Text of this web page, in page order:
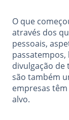
O que
através dos
pessoais,
passatempos,
divulgação de
são também
empresas
alvo.